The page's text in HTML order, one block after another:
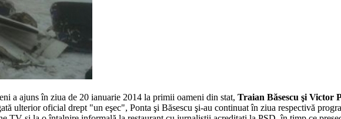
a ajuns în ziua de 20 ianuarie 2014 la primii oameni din stat, Traian Băsescu şi Victor
ulterior oficial drept "un eşec", Ponta şi Băsescu şi-au continuat în ziua respectivă